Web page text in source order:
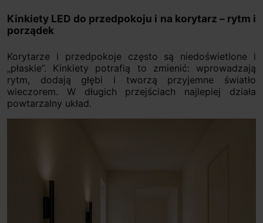
Kinkiety LED do przedpokoju i na korytarz – rytm i
porządek
Korytarze i przedpokoje często są niedoświetlone i
„płaskie”. Kinkiety potrafią to zmienić: wprowadzają
rytm, dodają głębi i tworzą przyjemne światło
wieczorem. W długich przejściach najlepiej działa
powtarzalny układ.